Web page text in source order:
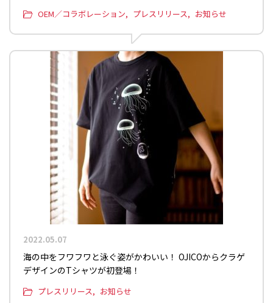
OEM／コラボレーション プレスリリース お知らせ
2022.05.07
海の中をフワフワと泳ぐ姿がかわいい！ OJICOからクラゲ
デザインのTシャツが初登場！
プレスリリース お知らせ